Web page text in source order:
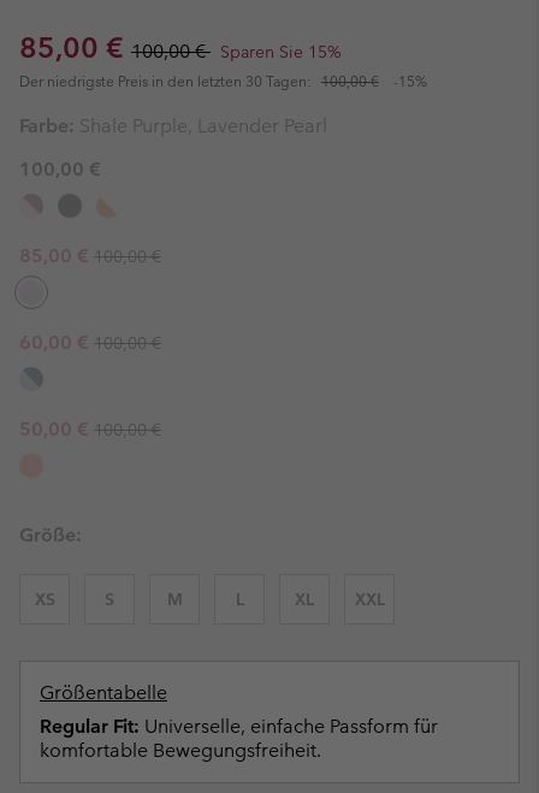
Sale price:
85,00 € Regular price:
100,00 € Sparen Sie 15%
Der niedrigste Preis in den letzten 30 Tagen: 100,00 € -15%
Farbe: Shale Purple, Lavender Pearl
100,00 €
Sale price:
85,00 € Regular price:
100,00 €
Sale price:
60,00 € Regular price:
100,00 €
Sale price:
50,00 € Regular price:
100,00 €
Größe:
XS S M L XL XXL
Größentabelle
Regular Fit: Universelle, einfache Passform für
komfortable Bewegungsfreiheit.